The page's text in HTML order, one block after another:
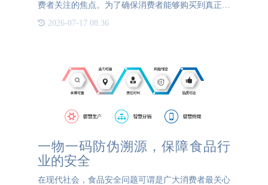
费者关注的焦点。为了确保消费者能够购买到真正的
高端茶叶，茶叶防伪技术显得尤为重要。目前，茶叶
防伪主要通过以下几种方式实现：防伪码粘贴、防伪
2026-07-17 08:36
一物一码防伪溯源，保障食品行
业的安全
在现代社会，食品安全问题可谓是广大消费者最关心